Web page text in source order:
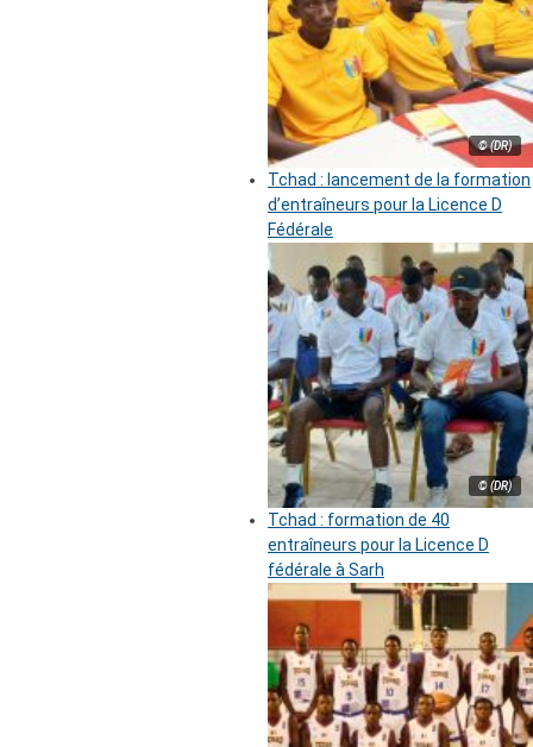
© (DR)
Tchad : lancement de la formation
d’entraîneurs pour la Licence D
Fédérale
© (DR)
Tchad : formation de 40
entraîneurs pour la Licence D
fédérale à Sarh